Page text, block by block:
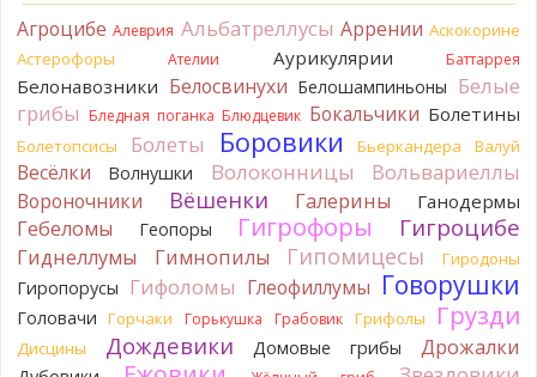
Verona
Правильно сделали, что не взяли.
23 часа назад
BorisM Подгруздок чёрный, или близкие виды
24 часа назад
BorisM Сдаётся мне, на земле и в руке - разные грибы.
24 часа назад
Кирилл
Вони не было, но вода и гриб при варке
начали желтеть. Выкинул. Большое спасибо.
1 день назад
Кирилл Спасибо.
1 день назад
Tatiana_A
Да. Но они не все безоговорочно
Агроцибе Алеврия Альбатреллусы Аррении Аскокорине
Астерофоры
Ателии Аурикулярии Баттаррея
Белонавозники Белосвинухи Белошампиньоны Белые
грибы Бледная поганка Блюдцевик Бокальчики Болетины
Болетопсисы Болеты Боровики Бьеркандера Валуй
Весёлки Волнушки Волоконницы Вольвариеллы
Вороночники Вёшенки Галерины Ганодермы
Гебеломы Геопоры Гигрофоры Гигроцибе
Гиднеллумы Гимнопилы Гипомицесы Гиродоны
Гиропорусы Гифоломы Глеофиллумы Говорушки
Головачи Горчаки Горькушка Грабовик Грифолы Грузди
Дисцины Дождевики Домовые грибы Дрожалки